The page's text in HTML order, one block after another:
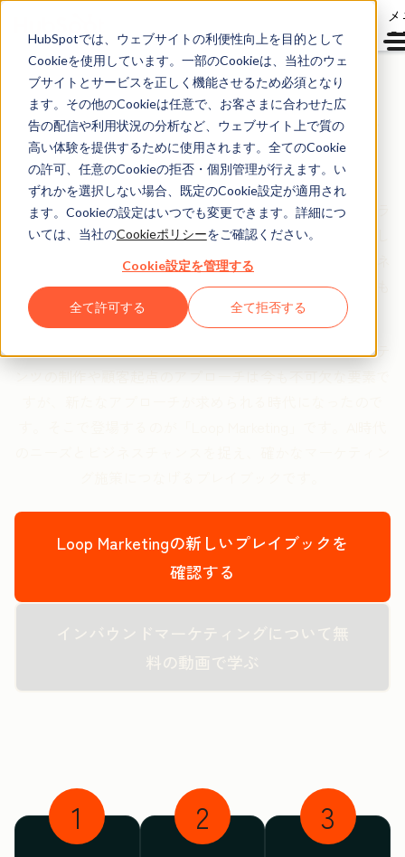
HubSpotでは、ウェブサイトの利便性向上を目的として
Cookieを使用しています。一部のCookieは、当社のウェ
ブサイトとサービスを正しく機能させるため必須となり
ます。その他のCookieは任意で、お客さまに合わせた広
告の配信や利用状況の分析など、ウェブサイト上で質の
高い体験を提供するために使用されます。全てのCookie
の許可、任意のCookieの拒否・個別管理が行えます。い
ずれかを選択しない場合、既定のCookie設定が適用され
ます。Cookieの設定はいつでも変更できます。詳細につ
いては、当社のCookieポリシーをご確認ください。
Cookie設定を管理する
全て許可する 全て拒否する
インバウンドマーケテ
ィングとは
インバウンドマーケティングは、コンテンツを自社のブラ
ンドや検索に最適化することで、ビジネスの成長を後押し
する手法です。ところが今、従来のマーケティングファネ
ルは大きく様変わりしています。成長の鍵となるのは、も
はや直線的なコンバージョンの連続ではありません。
インバウンドマーケティングの基本である質の高いコンテ
ンツの制作や顧客起点のアプローチは今も不可欠な要素で
Loop Marketingの新しいプレイブックを
確認する
インバウンドマーケティングについて無
料の動画で学ぶ
1 2 3